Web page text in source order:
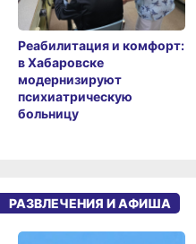
Реабилитация и комфорт:
в Хабаровске
модернизируют
психиатрическую
больницу
РАЗВЛЕЧЕНИЯ И АФИША